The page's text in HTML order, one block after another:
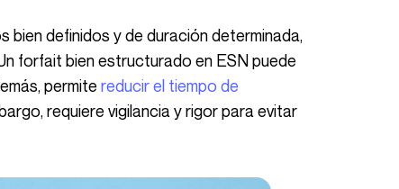
forfait bien estructurado en ESN puede
permite reducir el tiempo de
requiere vigilancia y rigor para evitar